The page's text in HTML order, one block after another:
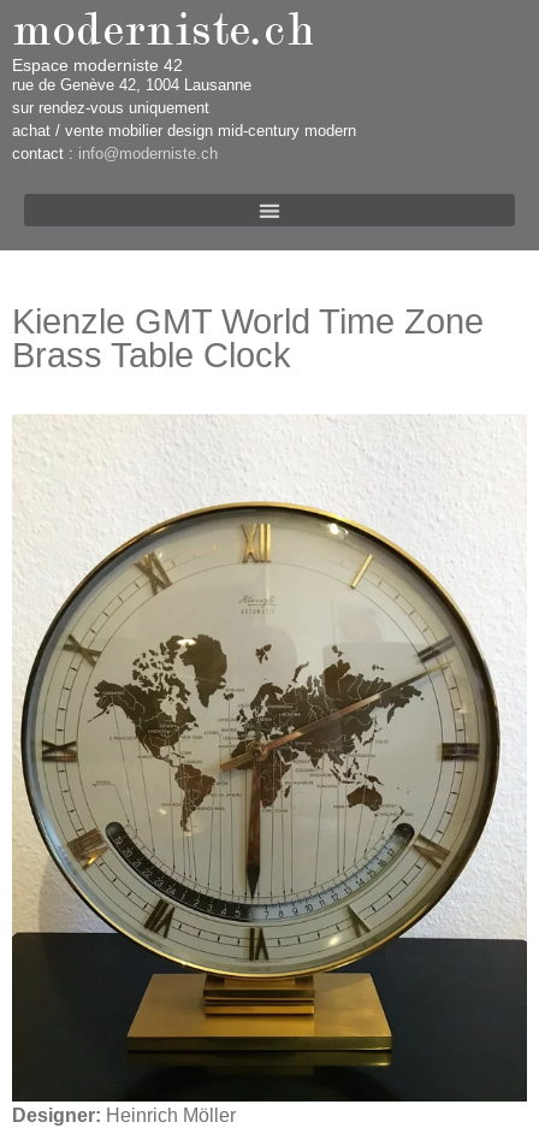
Espace moderniste 42
rue d​​​​e Genève 42, 1004 Lausanne​​
sur rendez-vous uniquement ​​​
​achat / vente mobilier design mid-century modern
contact : info@moderniste.ch
Kienzle GMT World Time Zone
Brass Table Clock
Designer: Heinrich Möller